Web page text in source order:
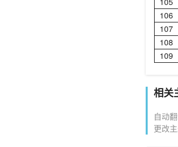
106
107
108
109
相关
自动
更改